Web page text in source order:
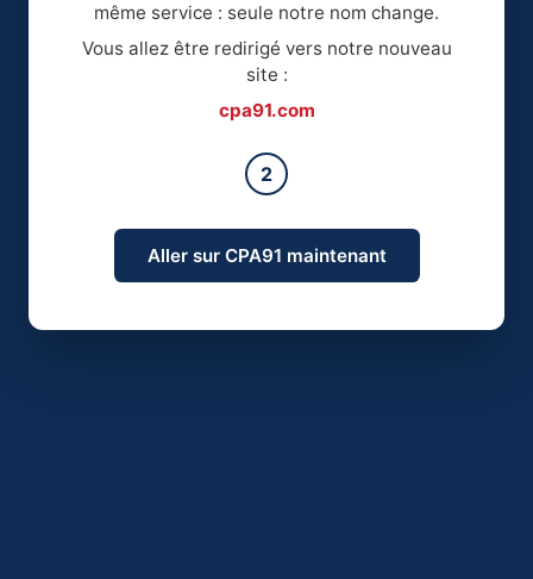
même service : seule notre nom change.
Vous allez être redirigé vers notre nouveau
site :
cpa91.com
2
Aller sur CPA91 maintenant